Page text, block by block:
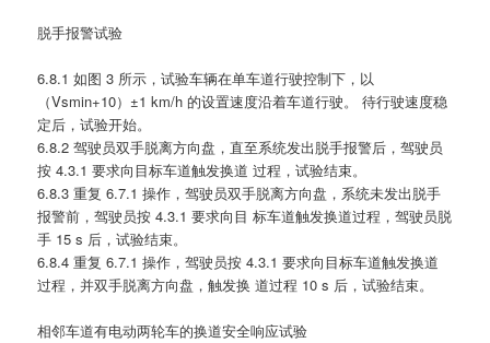
脱手报警试验
6.8.1 如图 3 所示，试验车辆在单车道行驶控制下，以
（Vsmin+10）±1 km/h 的设置速度沿着车道行驶。 待行驶速度稳
定后，试验开始。
6.8.2 驾驶员双手脱离方向盘，直至系统发出脱手报警后，驾驶员
按 4.3.1 要求向目标车道触发换道 过程，试验结束。
6.8.3 重复 6.7.1 操作，驾驶员双手脱离方向盘，系统未发出脱手
报警前，驾驶员按 4.3.1 要求向目 标车道触发换道过程，驾驶员脱
手 15 s 后，试验结束。
6.8.4 重复 6.7.1 操作，驾驶员按 4.3.1 要求向目标车道触发换道
过程，并双手脱离方向盘，触发换 道过程 10 s 后，试验结束。
相邻车道有电动两轮车的换道安全响应试验